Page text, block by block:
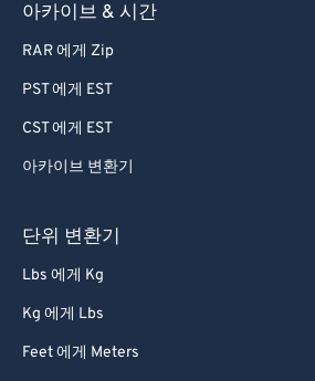
아카이브 & 시간
RAR 에게 Zip
PST 에게 EST
CST 에게 EST
아카이브 변환기
단위 변환기
Lbs 에게 Kg
Kg 에게 Lbs
Feet 에게 Meters